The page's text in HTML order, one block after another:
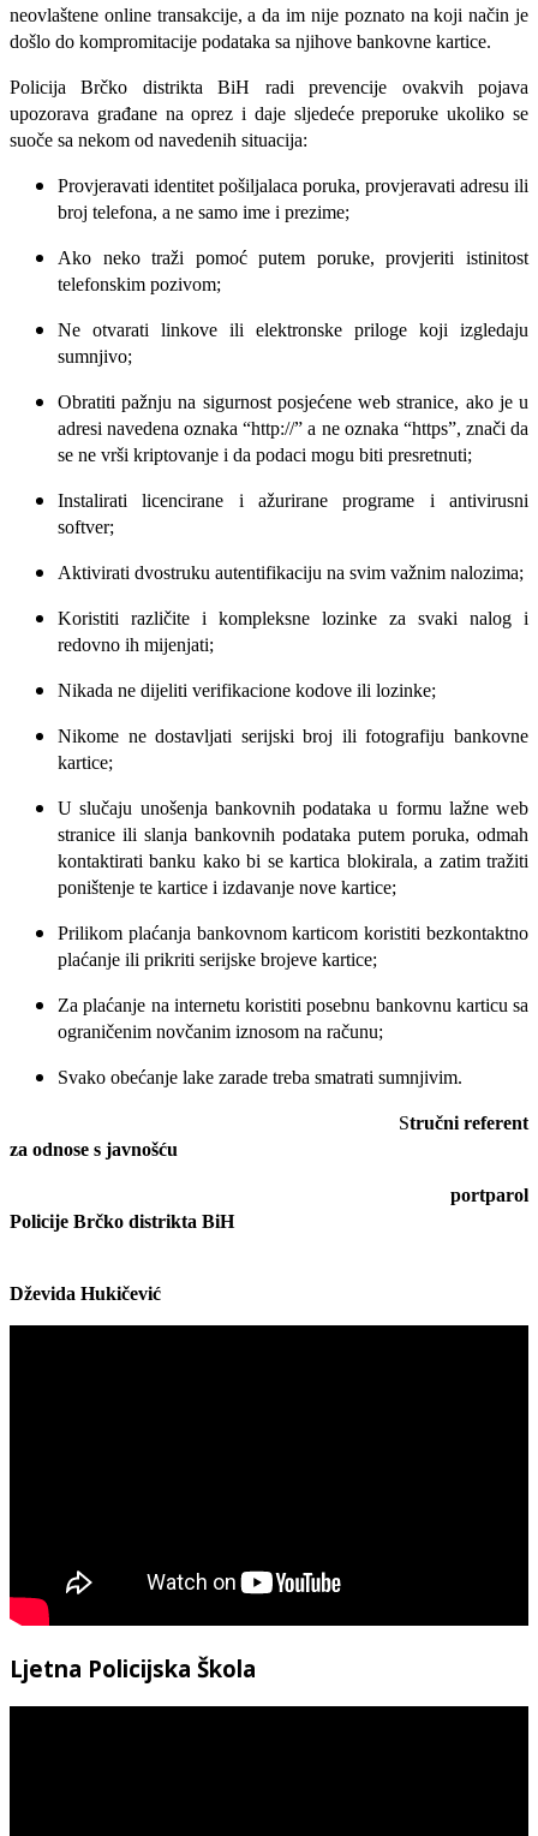
neovlaštene online transakcije, a da im nije poznato na koji način je
došlo do kompromitacije podataka sa njihove bankovne kartice.
Policija Brčko distrikta BiH radi prevencije ovakvih pojava
upozorava građane na oprez i daje sljedeće preporuke ukoliko se
suoče sa nekom od navedenih situacija:
Provjeravati identitet pošiljalaca poruka, provjeravati adresu ili
broj telefona, a ne samo ime i prezime;
Ako neko traži pomoć putem poruke, provjeriti istinitost
telefonskim pozivom;
Ne otvarati linkove ili elektronske priloge koji izgledaju
sumnjivo;
Obratiti pažnju na sigurnost posjećene web stranice, ako je u
adresi navedena oznaka “http://” a ne oznaka “https”, znači da
se ne vrši kriptovanje i da podaci mogu biti presretnuti;
Instalirati licencirane i ažurirane programe i antivirusni
softver;
Aktivirati dvostruku autentifikaciju na svim važnim nalozima;
Koristiti različite i kompleksne lozinke za svaki nalog i
redovno ih mijenjati;
Nikada ne dijeliti verifikacione kodove ili lozinke;
Nikome ne dostavljati serijski broj ili fotografiju bankovne
kartice;
U slučaju unošenja bankovnih podataka u formu lažne web
stranice ili slanja bankovnih podataka putem poruka, odmah
kontaktirati banku kako bi se kartica blokirala, a zatim tražiti
poništenje te kartice i izdavanje nove kartice;
Prilikom plaćanja bankovnom karticom koristiti bezkontaktno
plaćanje ili prikriti serijske brojeve kartice;
Za plaćanje na internetu koristiti posebnu bankovnu karticu sa
ograničenim novčanim iznosom na računu;
Svako obećanje lake zarade treba smatrati sumnjivim.
Stručni referent
za odnose s javnošću
portparol
Policije Brčko distrikta BiH
Dževida Hukičević
Ljetna Policijska Škola